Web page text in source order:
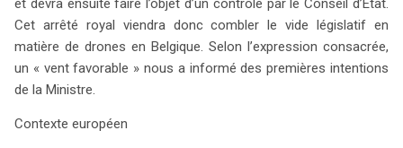
âgés d’au moins 18 ans, posséder une licence difficile à
obtenir, et se conformer à des règles techniques
rigoureuses, comme la limitation de la hauteur de vol à
90 mètres. Les nouvelles règles interdisent certaines
activités, telles que le transport de passagers ou le jet
d’objets, et imposent une déclaration préalable à la
et devra ensuite faire l’objet d’un contrôle par le Conseil d’Etat.
Cet arrêté royal viendra donc combler le vide législatif en
matière de drones en Belgique. Selon l’expression consacrée,
un « vent favorable » nous a informé des premières intentions
de la Ministre.
Contexte européen